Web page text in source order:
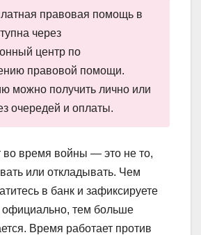
правовая помощь в
через
центр по
правовой помощи.
можно получить лично или
очередей и оплаты.
во время войны — это не то,
или откладывать. Чем
в банк и зафиксируете
тем больше
Время работает против